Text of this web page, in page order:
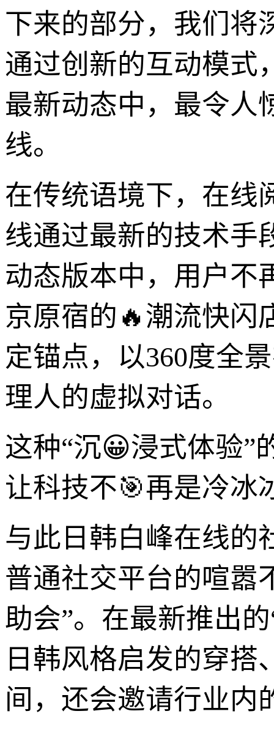
下来的部分，我们将
通过创新的互动模式
最新动态中，最令人
线。
在传统语境下，在线
线通过最新的技术手
动态版本中，用户不
京原宿的🔥潮流快闪
定锚点，以360度全
理人的虚拟对话。
这种“沉😀浸式体验”
让科技不🎯再是冷冰
与此日韩白峰在线的
普通社交平台的喧嚣
助会”。在最新推出
日韩风格启发的穿
间，还会邀请行业内